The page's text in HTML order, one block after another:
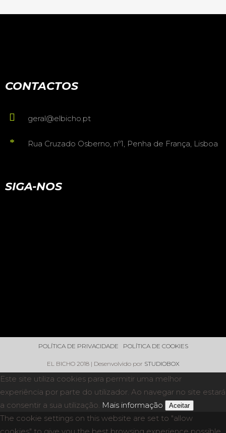
CONTACTOS
geral@elbicho.pt
Rua Cruzado Osberno, nº1, Penha de França, Lisboa
SIGA-NOS
POLÍTICA DE PRIVACIDADE POLÍTICA DE COOKIES
EL BICHO 2018 | Desenvolvido por STUDIOBOX
Este site utiliza cookies para permitir uma melhor
experiência por parte do utilizador. Ao navegar no site estará
a consentir a sua utilização. Mais informação Aceitar
The cookie settings on this website are set to "allow